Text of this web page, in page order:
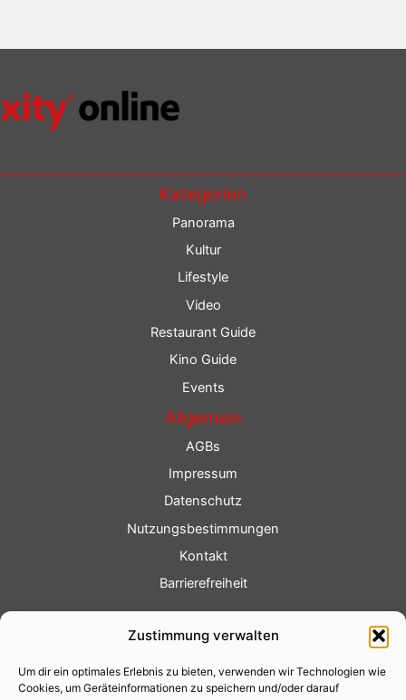
Zustimmung verwalten
Um dir ein optimales Erlebnis zu bieten, verwenden wir Technologien wie
Cookies, um Geräteinformationen zu speichern und/oder darauf
Kategorien
Panorama
Kultur
Lifestyle
Video
Restaurant Guide
Kino Guide
Events
Allgemein
AGBs
Impressum
Datenschutz
Nutzungsbestimmungen
Kontakt
Barrierefreiheit
Fotoservice
Videoservice